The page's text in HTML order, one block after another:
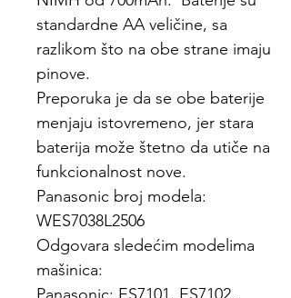
standardne AA veličine, sa
razlikom što na obe strane imaju
pinove.
Preporuka je da se obe baterije
menjaju istovremeno, jer stara
baterija može štetno da utiče na
funkcionalnost nove.
Panasonic broj modela:
WES7038L2506
Odgovara sledećim modelima
mašinica: